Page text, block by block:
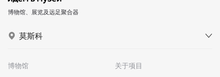
博物馆、展览及远足聚合器
莫斯科
博物馆
关于项目